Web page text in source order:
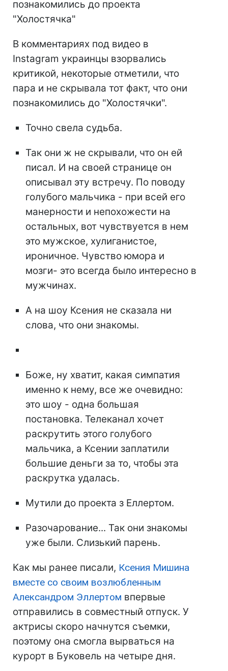
познакомились до проекта
"Холостячка"
В комментариях под видео в
Instagram украинцы взорвались
критикой, некоторые отметили, что
пара и не скрывала тот факт, что они
познакомились до "Холостячки".
Точно свела судьба.
Так они ж не скрывали, что он ей
писал. И на своей странице он
описывал эту встречу. По поводу
голубого мальчика - при всей его
манерности и непохожести на
остальных, вот чувствуется в нем
это мужское, хулиганистое,
ироничное. Чувство юмора и
мозги- это всегда было интересно в
мужчинах.
А на шоу Ксения не сказала ни
слова, что они знакомы.
Боже, ну хватит, какая симпатия
именно к нему, все же очевидно:
это шоу - одна большая
постановка. Телеканал хочет
раскрутить этого голубого
мальчика, а Ксении заплатили
большие деньги за то, чтобы эта
раскрутка удалась.
Мутили до проекта з Еллертом.
Разочарование... Так они знакомы
уже были. Слизький парень.
Как мы ранее писали, Ксения Мишина
вместе со своим возлюбленным
Александром Эллертом впервые
отправились в совместный отпуск. У
актрисы скоро начнутся съемки,
поэтому она смогла вырваться на
курорт в Буковель на четыре дня.